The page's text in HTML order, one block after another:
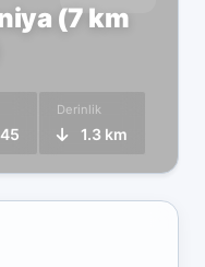
(7 km
Derinlik
1.3 km